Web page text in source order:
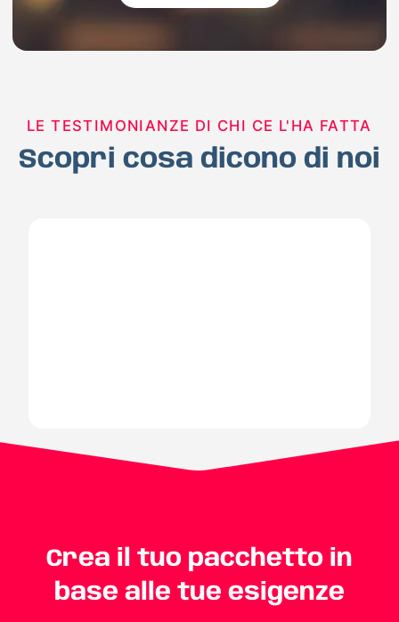
LE TESTIMONIANZE DI CHI CE L'HA FATTA
Scopri cosa dicono di noi
Crea il tuo pacchetto in
base alle tue esigenze